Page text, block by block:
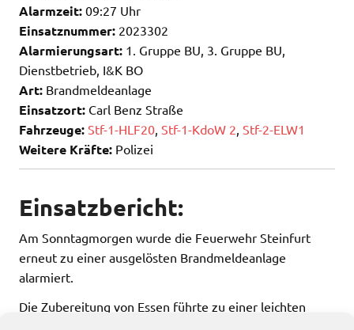
Alarmzeit: 09:27 Uhr
Einsatznummer: 2023302
Alarmierungsart: 1. Gruppe BU, 3. Gruppe BU,
Dienstbetrieb, I&K BO
Art: Brandmeldeanlage
Einsatzort: Carl Benz Straße
Fahrzeuge: Stf-1-HLF20 Stf-1-KdoW 2 Stf-2-ELW1
Weitere Kräfte: Polizei
Einsatzbericht:
Am Sonntagmorgen wurde die Feuerwehr Steinfurt
erneut zu einer ausgelösten Brandmeldeanlage
alarmiert.
Die Zubereitung von Essen führte zu einer leichten